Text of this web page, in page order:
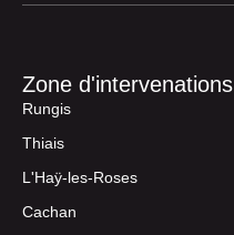
Zone d'intervenations
Rungis
Thiais
L'Haÿ-les-Roses
Cachan